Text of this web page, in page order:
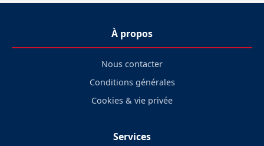
À propos
Nous contacter
Conditions générales
Cookies & vie privée
Services